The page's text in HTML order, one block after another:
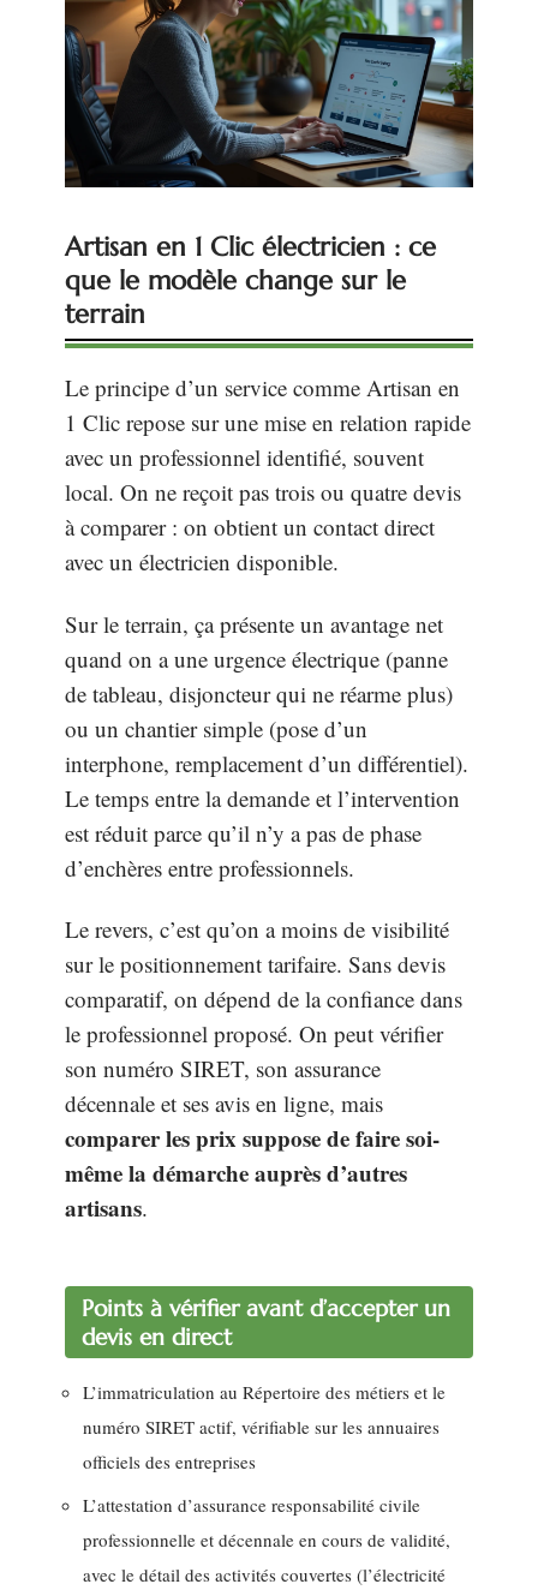
Artisan en 1 Clic électricien : ce
que le modèle change sur le
terrain
Le principe d’un service comme Artisan en
1 Clic repose sur une mise en relation rapide
avec un professionnel identifié, souvent
local. On ne reçoit pas trois ou quatre devis
à comparer : on obtient un contact direct
avec un électricien disponible.
Sur le terrain, ça présente un avantage net
quand on a une urgence électrique (panne
de tableau, disjoncteur qui ne réarme plus)
ou un chantier simple (pose d’un
interphone, remplacement d’un différentiel).
Le temps entre la demande et l’intervention
est réduit parce qu’il n’y a pas de phase
d’enchères entre professionnels.
Le revers, c’est qu’on a moins de visibilité
sur le positionnement tarifaire. Sans devis
comparatif, on dépend de la confiance dans
le professionnel proposé. On peut vérifier
son numéro SIRET, son assurance
décennale et ses avis en ligne, mais
comparer les prix suppose de faire soi-
même la démarche auprès d’autres
artisans.
Points à vérifier avant d’accepter un
devis en direct
L’immatriculation au Répertoire des métiers et le
numéro SIRET actif, vérifiable sur les annuaires
officiels des entreprises
L’attestation d’assurance responsabilité civile
professionnelle et décennale en cours de validité,
avec le détail des activités couvertes (l’électricité